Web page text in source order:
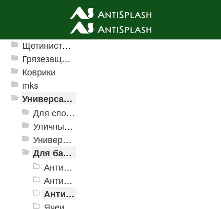
Ячеистые грязезащитные покрытия
Щетинистые покрытия
Грязезащитные, влаговпитывающие покрытия
Коврики
mks
Универсальные модульные покрытия
Для спортивных объектов
Уличные и грязезащитные покрытия
Универсальное напольное покрытие
Для бассейнов и аквапарков
Антискользящее дренажное покрытие Aqua
Антискользящее дренажное покрытие Aqua Marine
Антискользящее дренажное покрытие Aqua Stone